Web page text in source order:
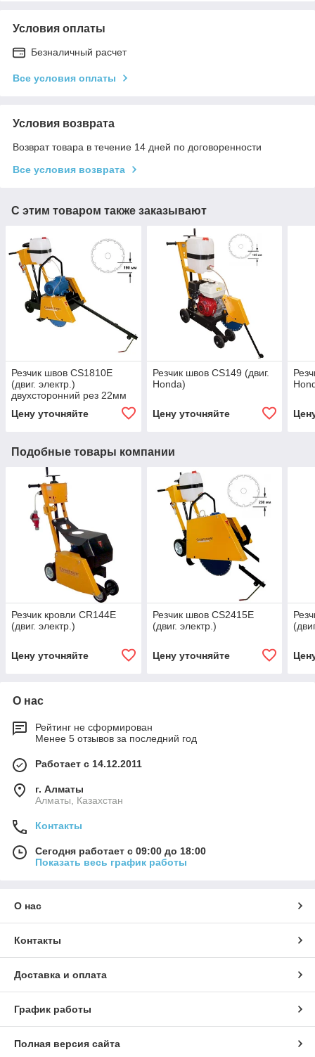
Условия оплаты
Безналичный расчет
Все условия оплаты
Условия возврата
Возврат товара в течение 14 дней по договоренности
Все условия возврата
С этим товаром также заказывают
Резчик швов CS1810E
(двиг. электр.)
двухсторонний рез 22мм
Цену уточняйте
Резчик швов CS149 (двиг.
Honda)
Цену уточняйте
Подобные товары компании
Резчик кровли CR144E
(двиг. электр.)
Цену уточняйте
Резчик швов CS2415E
(двиг. электр.)
Цену уточняйте
О нас
Рейтинг не сформирован
Менее 5 отзывов за последний год
Работает с 14.12.2011
г. Алматы
Алматы, Казахстан
Контакты
Сегодня работает с 09:00 до 18:00
Показать весь график работы
О нас
Контакты
Доставка и оплата
График работы
Полная версия сайта